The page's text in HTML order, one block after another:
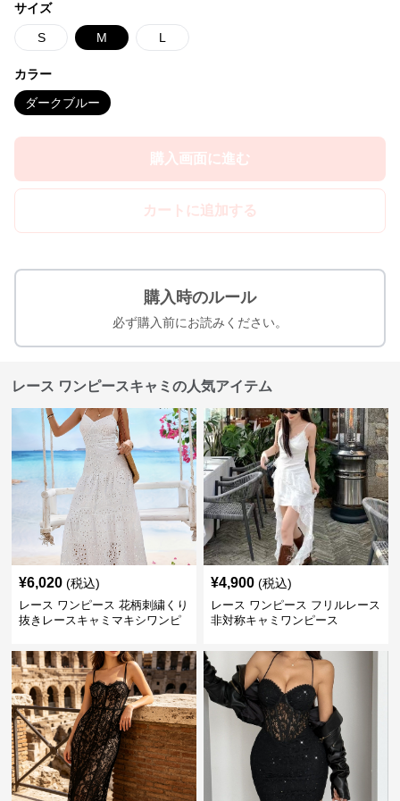
サイズ
S M L
カラー
ダークブルー
購入画面に進む
カートに追加する
購入時のルール
必ず購入前にお読みください。
レース ワンピースキャミの人気アイテム
¥6,020 (税込)
レース ワンピース 花柄刺繍くり
抜きレースキャミマキシワンピ
¥4,900 (税込)
レース ワンピース フリルレース
非対称キャミワンピース